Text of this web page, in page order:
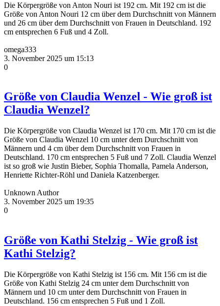
Die Körpergröße von Anton Nouri ist 192 cm. Mit 192 cm ist die
Größe von Anton Nouri 12 cm über dem Durchschnitt von Männern
und 26 cm über dem Durchschnitt von Frauen in Deutschland. 192
cm entsprechen 6 Fuß und 4 Zoll.
omega333
3. November 2025 um 15:13
0
Größe von Claudia Wenzel - Wie groß ist
Claudia Wenzel?
Die Körpergröße von Claudia Wenzel ist 170 cm. Mit 170 cm ist die
Größe von Claudia Wenzel 10 cm unter dem Durchschnitt von
Männern und 4 cm über dem Durchschnitt von Frauen in
Deutschland. 170 cm entsprechen 5 Fuß und 7 Zoll. Claudia Wenzel
ist so groß wie Justin Bieber, Sophia Thomalla, Pamela Anderson,
Henriette Richter-Röhl und Daniela Katzenberger.
Unknown Author
3. November 2025 um 19:35
0
Größe von Kathi Stelzig - Wie groß ist
Kathi Stelzig?
Die Körpergröße von Kathi Stelzig ist 156 cm. Mit 156 cm ist die
Größe von Kathi Stelzig 24 cm unter dem Durchschnitt von
Männern und 10 cm unter dem Durchschnitt von Frauen in
Deutschland. 156 cm entsprechen 5 Fuß und 1 Zoll.